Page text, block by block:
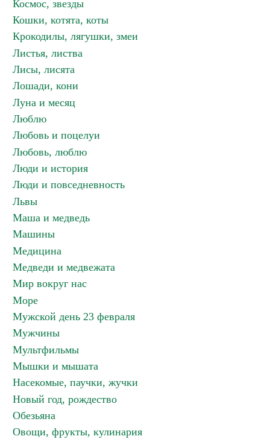
Космос, звезды
Кошки, котята, коты
Крокодилы, лягушки, змеи
Листья, листва
Лисы, лисята
Лошади, кони
Луна и месяц
Люблю
Любовь и поцелуи
Любовь, люблю
Люди и история
Люди и повседневность
Львы
Маша и медведь
Машины
Медицина
Медведи и медвежата
Мир вокруг нас
Море
Мужской день 23 февраля
Мужчины
Мультфильмы
Мышки и мышата
Насекомые, паучки, жучки
Новый год, рождество
Обезьяна
Овощи, фрукты, кулинария